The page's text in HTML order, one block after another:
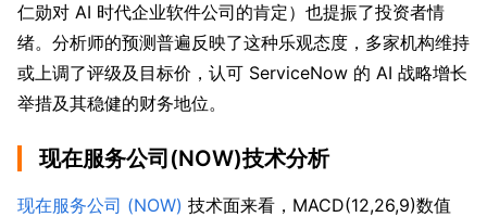
仁勋对 AI 时代企业软件公司的肯定）也提振了投资者情
绪。分析师的预测普遍反映了这种乐观态度，多家机构维持
或上调了评级及目标价，认可 ServiceNow 的 AI 战略增长
举措及其稳健的财务地位。
现在服务公司(NOW)技术分析
现在服务公司 (NOW) 技术面来看，MACD(12,26,9)数值